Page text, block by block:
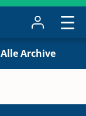
Alle Archive